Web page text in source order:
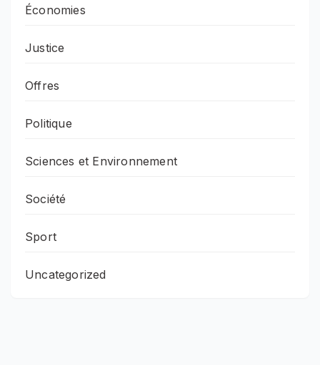
Économies
Justice
Offres
Politique
Sciences et Environnement
Société
Sport
Uncategorized